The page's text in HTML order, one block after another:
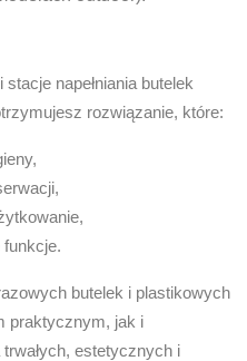
napełniania butelek
rozwiązanie, które:
butelek i plastikowych
praktycznym, jak i
estetycznych i